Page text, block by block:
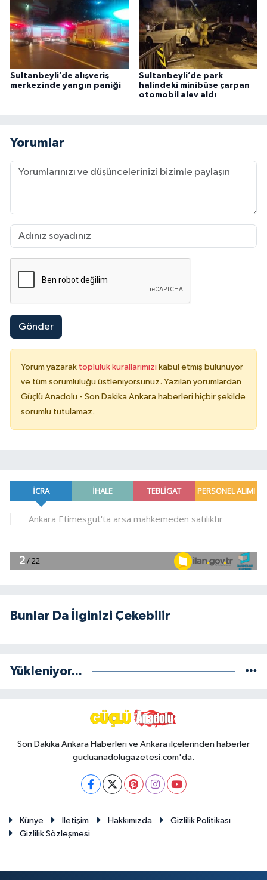
Sultanbeyli’de alışveriş
merkezinde yangın paniği
Sultanbeyli’de park
halindeki minibüse çarpan
otomobil alev aldı
Yorumlar
Gönder
Yorum yazarak topluluk kurallarımızı kabul etmiş bulunuyor
ve tüm sorumluluğu üstleniyorsunuz. Yazılan yorumlardan
Güçlü Anadolu - Son Dakika Ankara haberleri hiçbir şekilde
sorumlu tutulamaz.
Bunlar Da İlginizi Çekebilir
Yükleniyor...
Son Dakika Ankara Haberleri ve Ankara ilçelerinden haberler
gucluanadolugazetesi.com'da.
Künye İletişim Hakkımızda
Gizlilik Politikası
Gizlilik Sözleşmesi